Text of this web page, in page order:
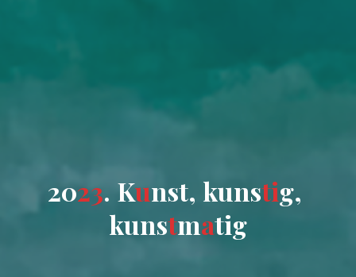
2023. Kunst, kunstig,
kunstmatig